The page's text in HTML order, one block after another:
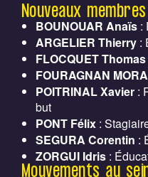
Nouveaux
BOUNOUAR Anaïs :
ARGELIER Thierry :
FLOCQUET Thomas
FOURAGNAN
POITRINAL Xavier :
but
PONT Félix :
SEGURA Corentin :
ZORGUI Idris :
Mouvements au